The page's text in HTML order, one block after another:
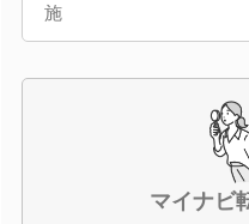
施
マイナビ